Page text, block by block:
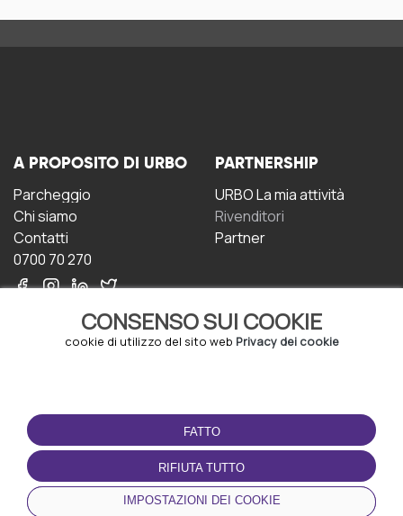
CONSENSO SUI COOKIE
cookie di utilizzo del sito web Privacy dei cookie
FATTO
RIFIUTA TUTTO
IMPOSTAZIONI DEI COOKIE
A PROPOSITO DI URBO
Parcheggio
Chi siamo
Contatti
0700 70 270
PARTNERSHIP
URBO La mia attività
Rivenditori
Partner
CONDIZIONI D'USO
Termini e Condizioni
Politica sulla riservatezza
Gestione dei Cookie
SCARICA L'APP